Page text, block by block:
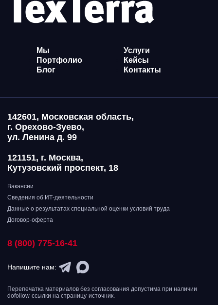
Мы
Услуги
Портфолио
Кейсы
Блог
Контакты
142601, Московская область,
г. Орехово-Зуево,
ул. Ленина д. 99
121151, г. Москва,
Кутузовский проспект, 18
Вакансии
Сведения об ИТ-деятельности
Данные о результатах специальной оценки условий труда
Договор-оферта
8 (800) 775-16-41
Напишите нам:
Перепечатка материалов без согласования допустима при наличии
dofollow-ссылки на страницу-источник.